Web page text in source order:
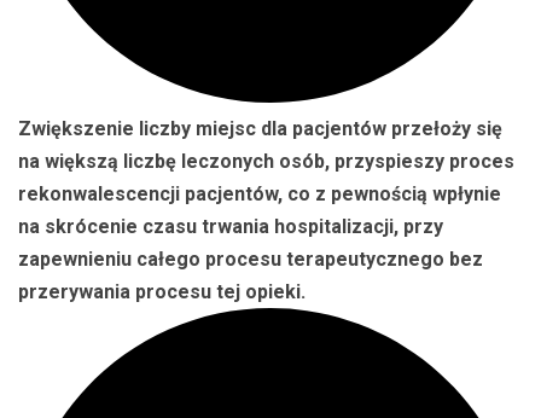
Zwiększenie liczby miejsc dla pacjentów przełoży się
na większą liczbę leczonych osób, przyspieszy proces
rekonwalescencji pacjentów, co z pewnością wpłynie
na skrócenie czasu trwania hospitalizacji, przy
zapewnieniu całego procesu terapeutycznego bez
przerywania procesu tej opieki.